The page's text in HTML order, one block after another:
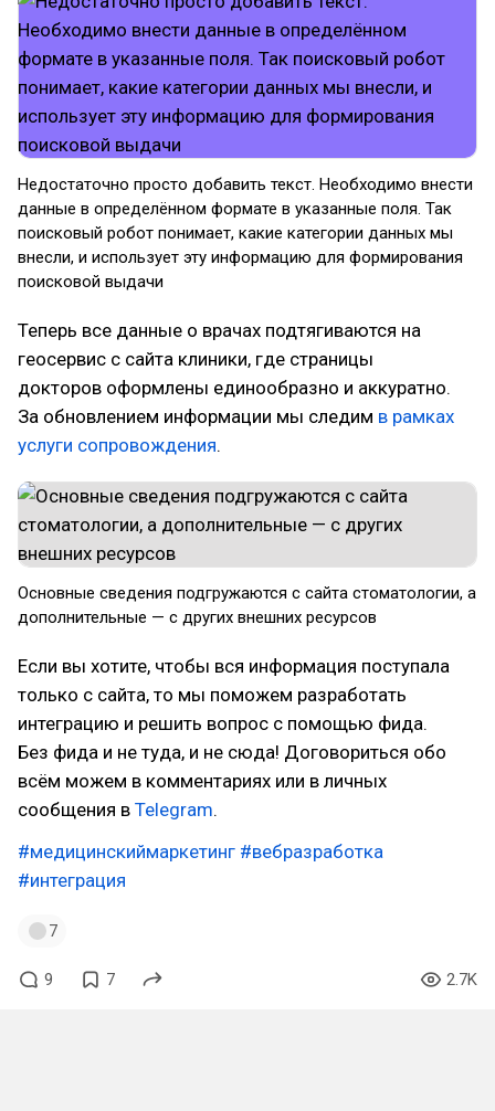
Недостаточно просто добавить текст. Необходимо внести
данные в определённом формате в указанные поля. Так
поисковый робот понимает, какие категории данных мы
внесли, и использует эту информацию для формирования
поисковой выдачи
Теперь все данные о врачах подтягиваются на
геосервис с сайта клиники, где страницы
докторов оформлены единообразно и аккуратно.
За обновлением информации мы следим в рамках
услуги сопровождения.
Основные сведения подгружаются с сайта стоматологии, а
дополнительные — с других внешних ресурсов
Если вы хотите, чтобы вся информация поступала
только с сайта, то мы поможем разработать
интеграцию и решить вопрос с помощью фида.
Без фида и не туда, и не сюда! Договориться обо
всём можем в комментариях или в личных
сообщения в Telegram.
#медицинскиймаркетинг #вебразработка
#интеграция
7
9 7 2.7K